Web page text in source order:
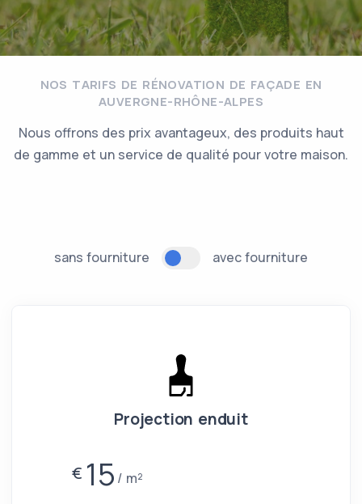
NOS TARIFS DE RÉNOVATION DE FAÇADE EN
AUVERGNE-RHÔNE-ALPES
Nous offrons des prix avantageux, des produits haut
de gamme et un service de qualité pour votre maison.
sans fourniture avec fourniture
Projection enduit
€ 15 m²